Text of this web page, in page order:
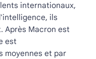
internationaux,
ils
Après Macron est
est
moyennes et par